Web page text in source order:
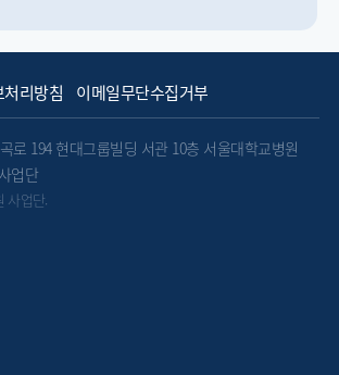
리방침 이메일무단수집거부
로 194 현대그룹빌딩 서관 10층 서울대학교병원
업단
사업단.